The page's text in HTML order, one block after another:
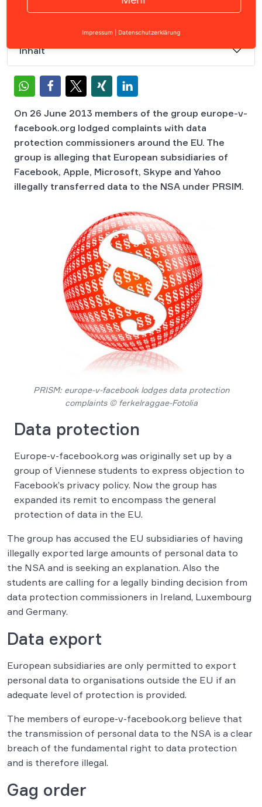
Inhalt
On 26 June 2013 members of the group europe-v-
facebook.org lodged complaints with data
protection commissioners around the EU. The
group is alleging that European subsidiaries of
Facebook, Apple, Microsoft, Skype and Yahoo
illegally transferred data to the NSA under PRSIM.
PRISM: europe-v-facebook lodges data protection
complaints © ferkelraggae-Fotolia
Data protection
Europe-v-facebook.org was originally set up by a
group of Viennese students to express objection to
Facebook’s privacy policy. Now the group has
expanded its remit to encompass the general
protection of data in the EU.
The group has accused the EU subsidiaries of having
illegally exported large amounts of personal data to
the NSA and is seeking an explanation. Also the
students are calling for a legally binding decision from
data protection commissioners in Ireland, Luxembourg
and Germany.
Data export
European subsidiaries are only permitted to export
personal data to organisations outside the EU if an
adequate level of protection is provided.
The members of europe-v-facebook.org believe that
the transmission of personal data to the NSA is a clear
breach of the fundamental right to data protection
and is therefore illegal.
Gag order
Impressum Datenschutzerklärung